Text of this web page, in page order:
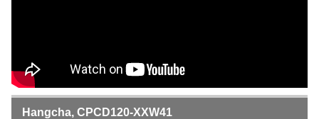
Hangcha, CPCD120-XXW41